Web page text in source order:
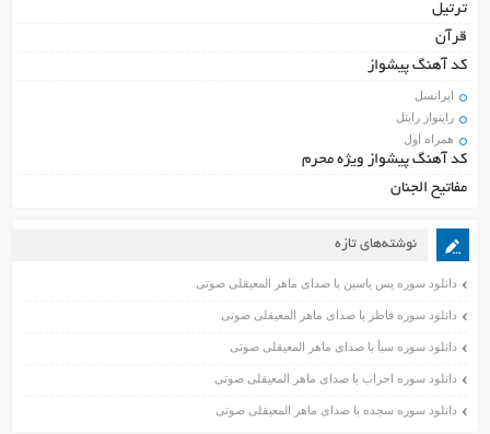
ترتیل
قرآن
کد آهنگ پیشواز
ایرانسل
راینواز رایتل
همراه اول
کد آهنگ پیشواز ویژه محرم
مفاتیح الجنان
نوشته‌های تازه
دانلود سوره یس یاسین با صدای ماهر المعیقلی صوتی
دانلود سوره فاطر با صدای ماهر المعیقلی صوتی
دانلود سوره سبأ با صدای ماهر المعیقلی صوتی
دانلود سوره احزاب با صدای ماهر المعیقلی صوتی
دانلود سوره سجده با صدای ماهر المعیقلی صوتی